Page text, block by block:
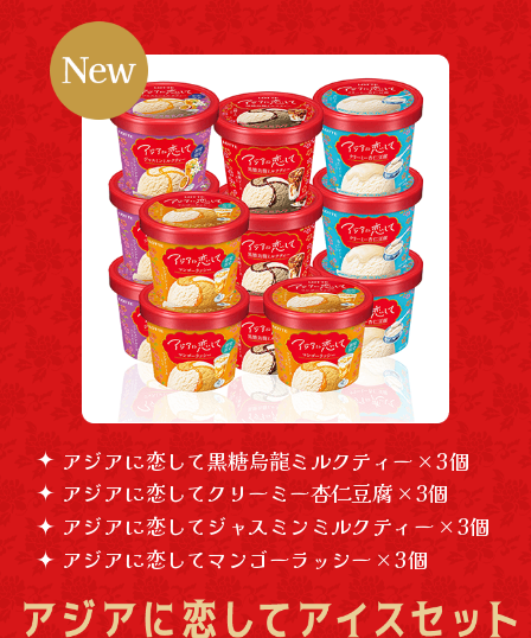
アジアに恋して黒糖烏龍ミルクティー × 3個
アジアに恋してクリーミー杏仁豆腐 × 3個
アジアに恋してジャスミンミルクティー × 3個
アジアに恋してマンゴーラッシー × 3個